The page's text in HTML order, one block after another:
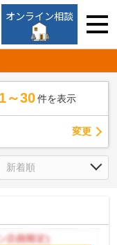
オンライン相談
1～30 件を表示
変更